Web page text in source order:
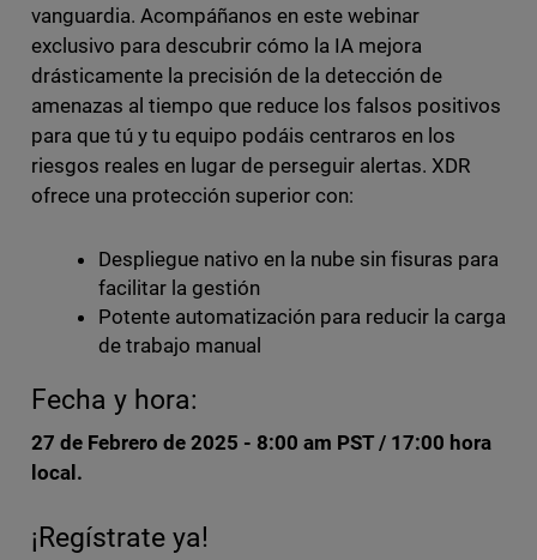
vanguardia. Acompáñanos en este webinar
exclusivo para descubrir cómo la IA mejora
drásticamente la precisión de la detección de
amenazas al tiempo que reduce los falsos positivos
para que tú y tu equipo podáis centraros en los
riesgos reales en lugar de perseguir alertas. XDR
ofrece una protección superior con:
Despliegue nativo en la nube sin fisuras para
facilitar la gestión
Potente automatización para reducir la carga
de trabajo manual
Fecha y hora:
27 de Febrero de 2025 - 8:00 am PST / 17:00 hora
local.
¡Regístrate ya!